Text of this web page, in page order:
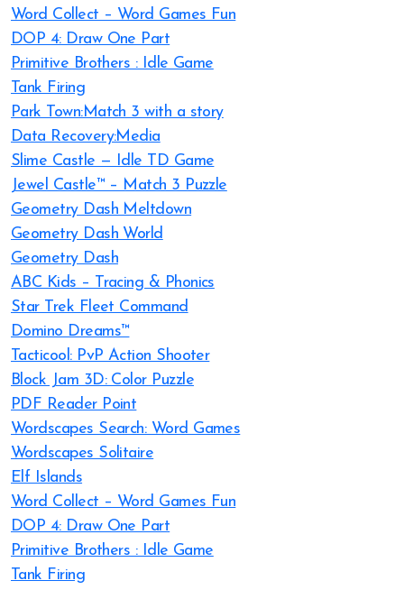
Word Collect – Word Games Fun
DOP 4: Draw One Part
Primitive Brothers : Idle Game
Tank Firing
Park Town:Match 3 with a story
Data Recovery:Media
Slime Castle — Idle TD Game
Jewel Castle™ – Match 3 Puzzle
Geometry Dash Meltdown
Geometry Dash World
Geometry Dash
ABC Kids – Tracing & Phonics
Star Trek Fleet Command
Domino Dreams™
Tacticool: PvP Action Shooter
Block Jam 3D: Color Puzzle
PDF Reader Point
Wordscapes Search: Word Games
Wordscapes Solitaire
Elf Islands
Word Collect – Word Games Fun
DOP 4: Draw One Part
Primitive Brothers : Idle Game
Tank Firing